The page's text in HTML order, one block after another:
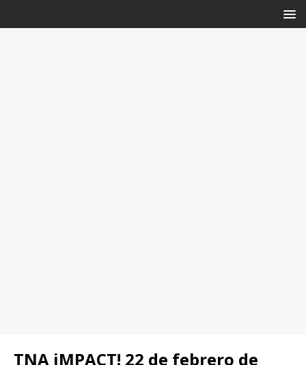
TNA iMPACT! 22 de febrero de